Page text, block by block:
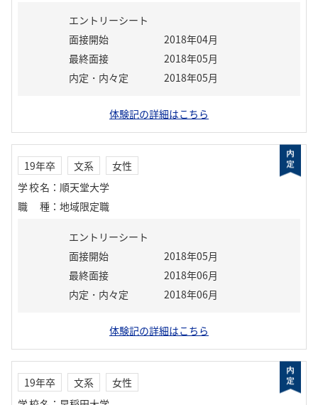
エントリーシート
面接開始
2018年04月
最終面接
2018年05月
内定・内々定
2018年05月
体験記の詳細はこちら
19年卒 文系
女性
学校名 ： 順天堂大学
職種 ： 地域限定職
エントリーシート
面接開始
2018年05月
最終面接
2018年06月
内定・内々定
2018年06月
体験記の詳細はこちら
19年卒 文系
女性